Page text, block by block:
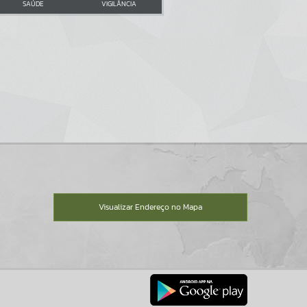
SAÚDE VIGILÂNCIA
Visualizar Endereço no Mapa